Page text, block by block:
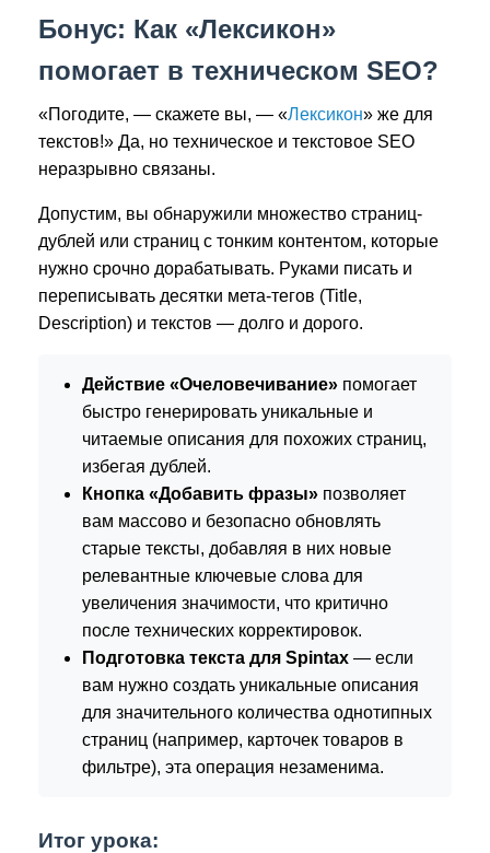
Бонус: Как «Лексикон»
помогает в техническом SEO?
«Погодите, — скажете вы, — «Лексикон» же для
текстов!» Да, но техническое и текстовое SEO
неразрывно связаны.
Допустим, вы обнаружили множество страниц-
дублей или страниц с тонким контентом, которые
нужно срочно дорабатывать. Руками писать и
переписывать десятки мета-тегов (Title,
Description) и текстов — долго и дорого.
Действие «Очеловечивание» помогает
быстро генерировать уникальные и
читаемые описания для похожих страниц,
избегая дублей.
Кнопка «Добавить фразы» позволяет
вам массово и безопасно обновлять
старые тексты, добавляя в них новые
релевантные ключевые слова для
увеличения значимости, что критично
после технических корректировок.
Подготовка текста для Spintax — если
вам нужно создать уникальные описания
для значительного количества однотипных
страниц (например, карточек товаров в
фильтре), эта операция незаменима.
Итог урока: